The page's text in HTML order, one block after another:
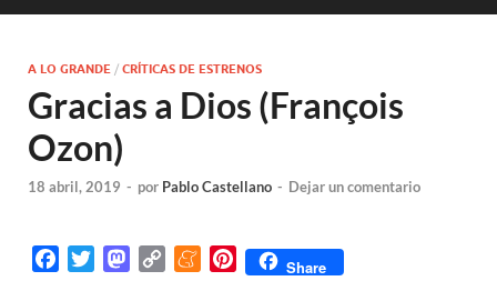
A LO GRANDE / CRÍTICAS DE ESTRENOS
Gracias a Dios (François
Ozon)
18 abril, 2019 - por Pablo Castellano - Dejar un comentario
M
M
P
Share